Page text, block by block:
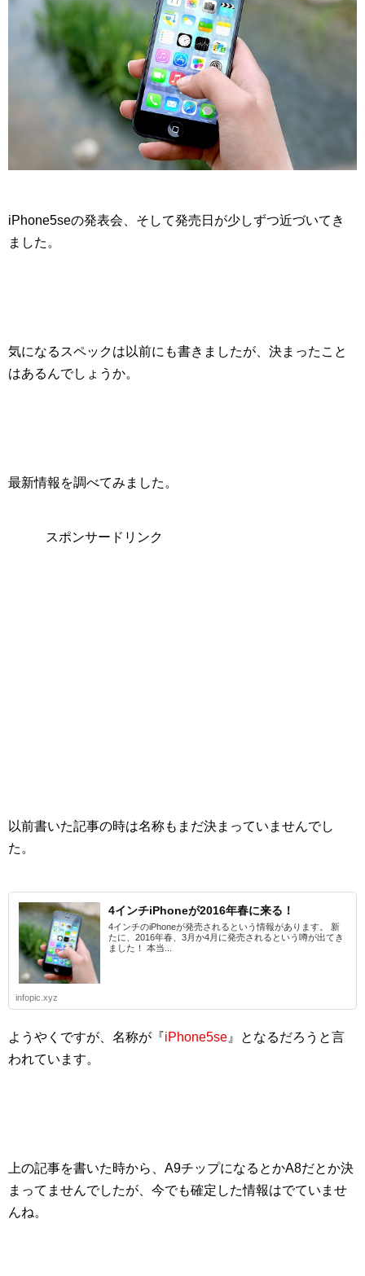
iPhone5seの発表会、そして発売日が少しずつ近づいてき
ました。
気になるスペックは以前にも書きましたが、決まったこと
はあるんでしょうか。
最新情報を調べてみました。
スポンサードリンク
以前書いた記事の時は名称もまだ決まっていませんでし
た。
4インチiPhoneが2016年春に来る！
4インチのiPhoneが発売されるという情報があります。 新
たに、2016年春、3月か4月に発売されるという噂が出てき
ました！ 本当...
infopic.xyz
ようやくですが、名称が『iPhone5se 』となるだろうと言
われています。
上の記事を書いた時から、 A9チップになるとかA8だとか決
まってませんでしたが、今でも確定した情報はでていませ
んね。